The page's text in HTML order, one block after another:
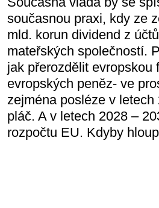
současnou praxi, kdy ze
mld. korun dividend z
mateřských společností.
jak přerozdělit
evropských peněz- ve
zejména posléze v
pláč. A v letech 2028 –
rozpočtu EU. Kdyby